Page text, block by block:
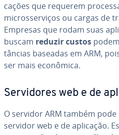
ca­ções que requerem
mi­cros­ser­vi­ços ou cargas de
Empresas que rodam suas
buscam reduzir custos
tân­cias baseadas em ARM,
ser mais econômica.
Ser­vi­do­res web e de
O servidor ARM também
servidor web e de aplicação.